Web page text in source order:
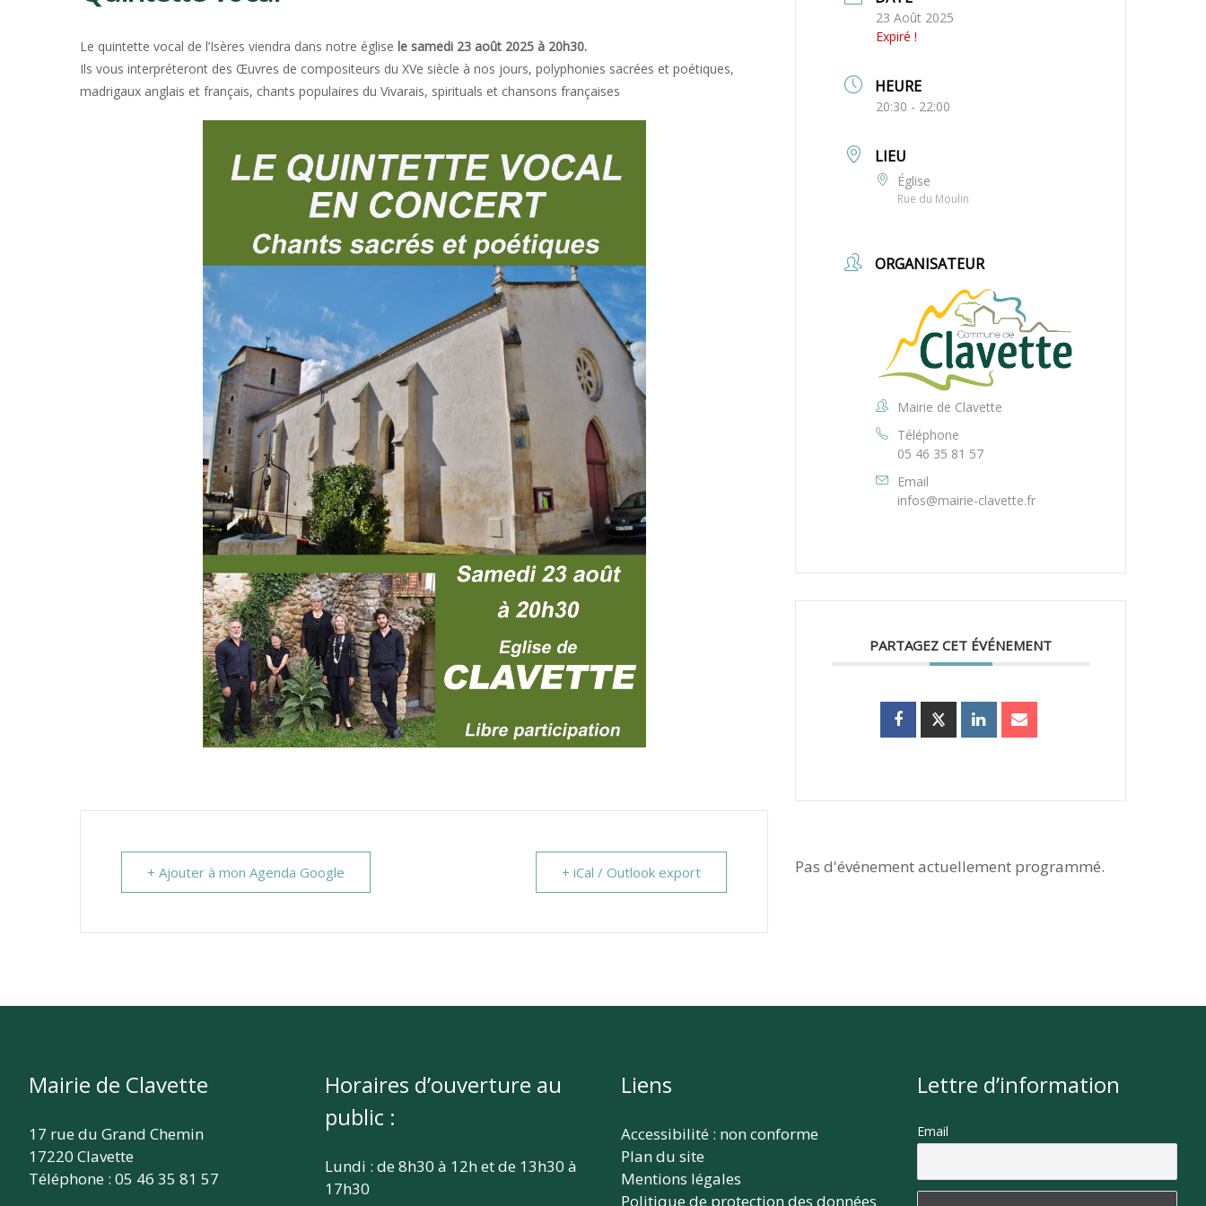
Le quintette vocal de l’Isères viendra dans notre église le samedi 23 août 2025 à 20h30.
Ils vous interpréteront des Œuvres de compositeurs du XVe siècle à nos jours, polyphonies sacrées et poétiques,
madrigaux anglais et français, chants populaires du Vivarais, spirituals et chansons françaises
+ Ajouter à mon Agenda Google + iCal / Outlook export
23 Août 2025
Expiré !
HEURE
20:30 - 22:00
LIEU
Église
Rue du Moulin
ORGANISATEUR
Mairie de Clavette
Téléphone
05 46 35 81 57
Email
infos@mairie-clavette.fr
PARTAGEZ CET ÉVÉNEMENT
Pas d'événement actuellement programmé.
Mairie de Clavette
17 rue du Grand Chemin
17220 Clavette
Téléphone : 05 46 35 81 57
Horaires d’ouverture au
public :
Lundi : de 8h30 à 12h et de 13h30 à
17h30
Liens
Accessibilité : non conforme
Plan du site
Mentions légales
Politique de protection des données
Lettre d’information
Email